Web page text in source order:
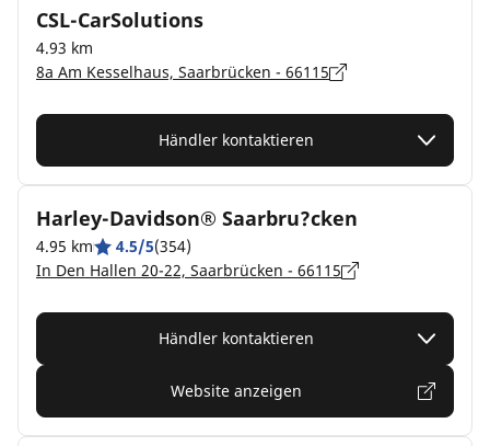
CSL-CarSolutions
4.93 km
8a Am Kesselhaus, Saarbrücken - 66115
Händler kontaktieren
Harley-Davidson® Saarbru?cken
4.95 km 4.5/5(354)
In Den Hallen 20-22, Saarbrücken - 66115
Händler kontaktieren
Website anzeigen